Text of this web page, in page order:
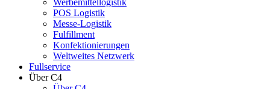
Werbemittellogistik
POS Logistik
Messe-Logistik
Fulfillment
Konfektionierungen
Weltweites Netzwerk
Fullservice
Über C4